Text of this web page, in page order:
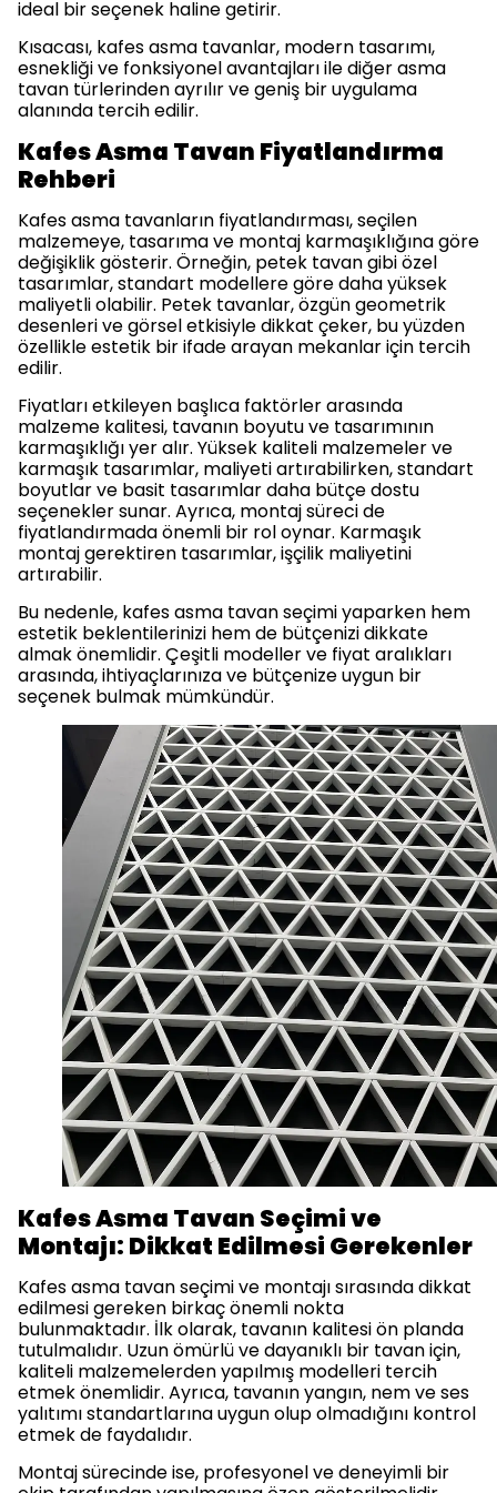
ideal bir seçenek haline getirir.
Kısacası, kafes asma tavanlar, modern tasarımı,
esnekliği ve fonksiyonel avantajları ile diğer asma
tavan türlerinden ayrılır ve geniş bir uygulama
alanında tercih edilir.
Kafes Asma Tavan Fiyatlandırma
Rehberi
Kafes asma tavanların fiyatlandırması, seçilen
malzemeye, tasarıma ve montaj karmaşıklığına göre
değişiklik gösterir. Örneğin, petek tavan gibi özel
tasarımlar, standart modellere göre daha yüksek
maliyetli olabilir. Petek tavanlar, özgün geometrik
desenleri ve görsel etkisiyle dikkat çeker, bu yüzden
özellikle estetik bir ifade arayan mekanlar için tercih
edilir.
Fiyatları etkileyen başlıca faktörler arasında
malzeme kalitesi, tavanın boyutu ve tasarımının
karmaşıklığı yer alır. Yüksek kaliteli malzemeler ve
karmaşık tasarımlar, maliyeti artırabilirken, standart
boyutlar ve basit tasarımlar daha bütçe dostu
seçenekler sunar. Ayrıca, montaj süreci de
fiyatlandırmada önemli bir rol oynar. Karmaşık
montaj gerektiren tasarımlar, işçilik maliyetini
artırabilir.
Bu nedenle, kafes asma tavan seçimi yaparken hem
estetik beklentilerinizi hem de bütçenizi dikkate
almak önemlidir. Çeşitli modeller ve fiyat aralıkları
arasında, ihtiyaçlarınıza ve bütçenize uygun bir
seçenek bulmak mümkündür.
Kafes Asma Tavan Seçimi ve
Montajı: Dikkat Edilmesi Gerekenler
Kafes asma tavan seçimi ve montajı sırasında dikkat
edilmesi gereken birkaç önemli nokta
bulunmaktadır. İlk olarak, tavanın kalitesi ön planda
tutulmalıdır. Uzun ömürlü ve dayanıklı bir tavan için,
kaliteli malzemelerden yapılmış modelleri tercih
etmek önemlidir. Ayrıca, tavanın yangın, nem ve ses
yalıtımı standartlarına uygun olup olmadığını kontrol
etmek de faydalıdır.
Montaj sürecinde ise, profesyonel ve deneyimli bir